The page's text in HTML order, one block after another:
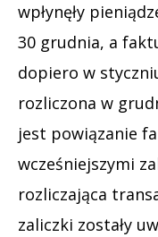
wpłynęły
30 grudnia, a
dopiero w
rozliczona w
jest powiązanie
wcześniejszymi
rozliczająca
zaliczki zostały